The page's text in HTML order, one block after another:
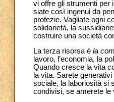
vi offre gli strumenti per
siate così ingenui da
profezie. Vagliate ogni
solidarietà, la
costruire una società
La terza risorsa è la
lavoro, l’economia, la
Quando cresce la vita
la vita. Sarete
sociale, la laboriosità si
condivisi, se amerete